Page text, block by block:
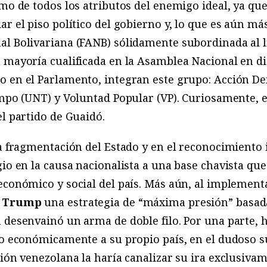
de todos los atributos del enemigo ideal, ya
el piso político del gobierno y, lo que es aún
Bolivariana (FANB) sólidamente subordinada al
cualificada en la Asamblea Nacional en
en el Parlamento, integran este grupo: Acción
(UNT) y Voluntad Popular (VP).
partido de Guaidó.
fragmentación del Estado y en el
en la causa nacionalista a una base chavista
y social del país. Más aún, al
Trump una estrategia de “máxima presión”
un arma de doble filo. Por una parte,
a su propio país, en el dudoso
venezolana la haría canalizar su ira